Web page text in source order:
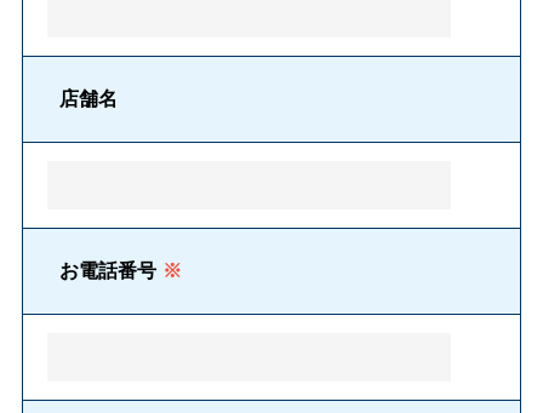
店舗名
お電話番号 ※